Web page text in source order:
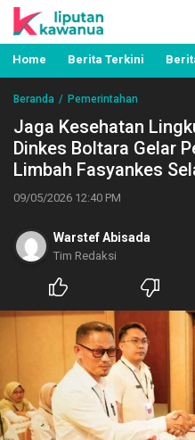
Liputan Kawanua
Berita Manado,
Pemerintahan, Hukum
Home Berita Terkini
Beranda Pemerintahan
Jaga Kesehatan
Dinkes Boltara Gelar
Limbah Fasyankes
09/05/2026 12:40 PM
Warstef Abisada
Tim Redaksi